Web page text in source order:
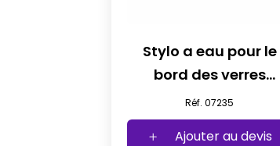
Stylo a eau pour le
bord des verres
bordeaux
Réf. 07235
Ajouter au devis